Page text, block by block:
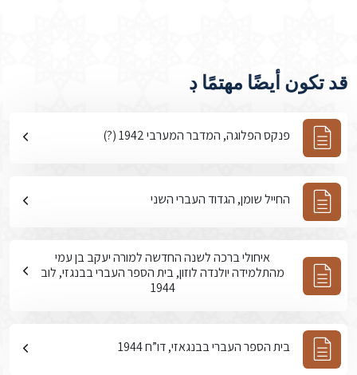
قد تكون أيضًا مهتمًا ڊ
פנקס הפלוגה, המדבר המערבי 1942 (?)
החייל שומן, הגדוד העברי השני
איחולי ברכה לשנה החדשה למורה יעקב בן עמי
מהתלמידה יולנדה לוזון, בית הספר העברי בבנגזי, לוב
1944
בית הספר העברי בבנגאזי, דו”ח 1944